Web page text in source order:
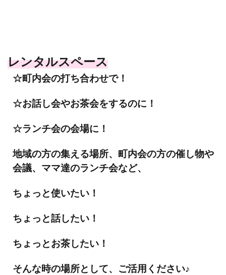
レンタルスペース
☆町内会の打ち合わせで！
☆お話し会やお茶会をするのに！
☆ランチ会の会場に！
地域の方の集える場所、町内会の方の催し物や
会議、ママ達のランチ会など、
ちょっと使いたい！
ちょっと話したい！
ちょっとお茶したい！
そんな時の場所として、ご活用ください♪